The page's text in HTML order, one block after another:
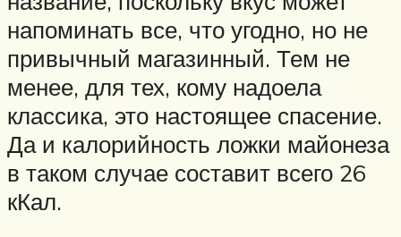
напоминать все, что угодно, но не
привычный магазинный. Тем не
менее, для тех, кому надоела
классика, это настоящее спасение.
Да и калорийность ложки майонеза
в таком случае составит всего 26
кКал.